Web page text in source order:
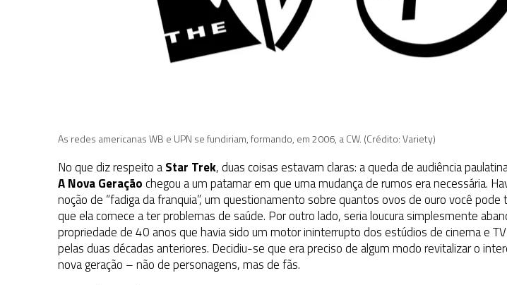
As redes americanas WB e UPN se fundiriam, formando, em 2006, a CW. (Crédito: Variety)
No que diz respeito aStar Trek, duas coisas estavam claras: a queda de audiência
A Nova Geraçãochegou a um patamar em que uma mudança de rumos era necessária.
noção de “fadiga da franquia”, um questionamento sobre quantos ovos de ouro você pode
que ela comece a ter problemas de saúde. Por outro lado, seria loucura simplesmente
propriedade de 40 anos que havia sido um motor ininterrupto dos estúdios de cinema e
pelas duas décadas anteriores. Decidiu-se que era preciso de algum modo revitalizar o
nova geração – não de personagens, mas de fãs.